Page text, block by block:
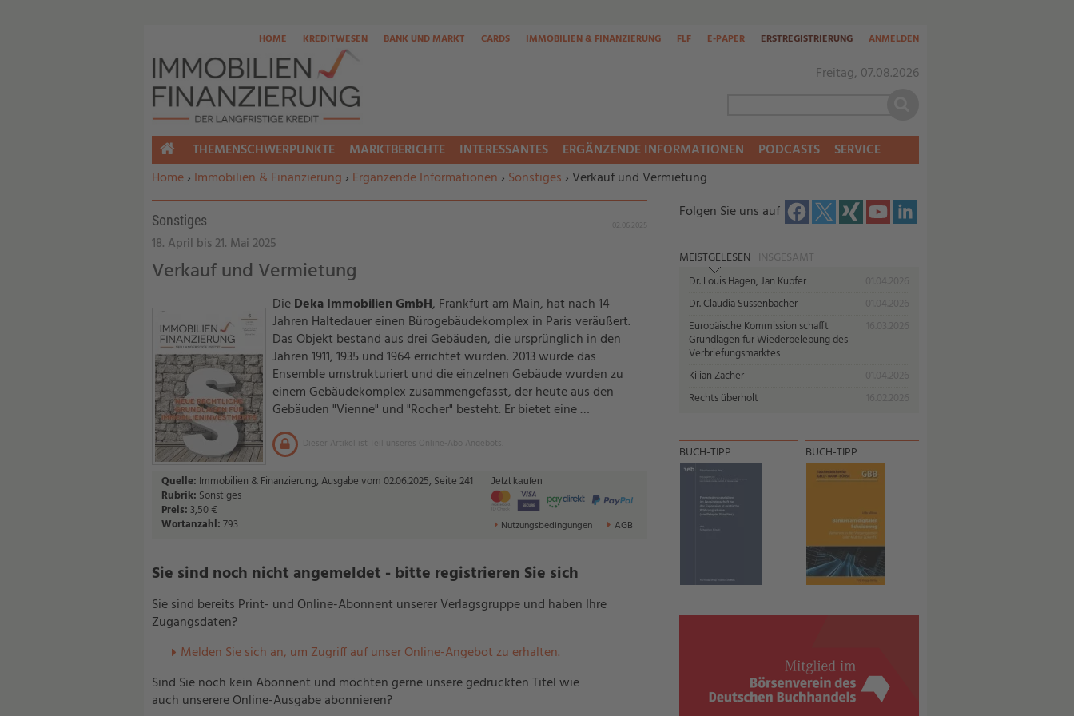
Freitag, 07.08.2026
HOME KREDITWESEN BANK UND MARKT CARDS IMMOBILIEN & FINANZIERUNG FLF E-PAPER ERSTREGISTRIERUNG ANMELDEN
Sie befinden sich hier:
Home› Immobilien & Finanzierung › Ergänzende Informationen › Sonstiges › Verkauf und Vermietung
Sonstiges
18. April bis 21. Mai 2025
Verkauf und Vermietung
DieDeka Immobilien GmbH, Frankfurt am Main, hat nach 14
Jahren Haltedauer einen Bürogebäudekomplex in Paris veräußert.
Das Objekt bestand aus drei Gebäuden, die ursprünglich in den
Jahren 1911, 1935 und 1964 errichtet wurden. 2013 wurde das
Ensemble umstrukturiert und die einzelnen Gebäude wurden zu
einem Gebäudekomplex zusammengefasst, der heute aus den
Gebäuden "Vienne" und "Rocher" besteht. Er bietet eine …
Dieser Artikel ist Teil unseres Online-Abo Angebots.
Quelle: Immobilien & Finanzierung, Ausgabe vom 02.06.2025, Seite 241
Rubrik: Sonstiges
Preis:3,50 €
Wortanzahl:793
Jetzt kaufen
Nutzungsbedingungen AGB
Sie sind noch nicht angemeldet - bitte registrieren Sie sich
Sie sind bereits Print- und Online-Abonnent unserer Verlagsgruppe und haben Ihre
Zugangsdaten?
Melden Sie sich an, um Zugriff auf unser Online-Angebot zu erhalten.
Sind Sie noch kein Abonnent und möchten gerne unsere gedruckten Titel wie
auch unserere Online-Ausgabe abonnieren?
Folgen Sie uns auf
MEISTGELESEN INSGESAMT
Dr. Louis Hagen, Jan Kupfer
Dr. Claudia Süssenbacher
Europäische Kommission schafft
Grundlagen für Wiederbelebung des
Verbriefungsmarktes
Kilian Zacher
Rechts überholt
BUCH-TIPP BUCH-TIPP
HOME
THEMENSCHWERPUNKTE MARKTBERICHTE INTERESSANTES ERGÄNZENDE INFORMATIONEN PODCASTS SERVICE